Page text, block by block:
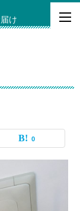
け
0